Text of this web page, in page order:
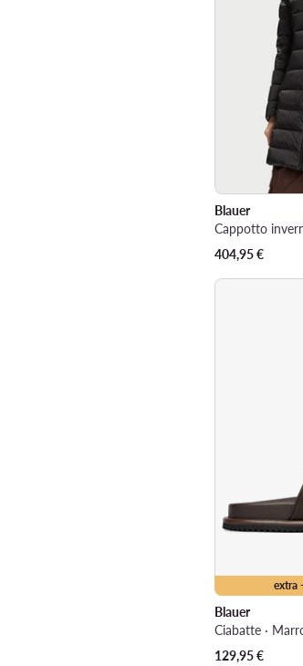
Blauer
Cappotto
404,95€
extra
Blauer
Ciabatte ·
129,95€